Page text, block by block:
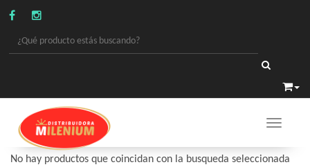
Toggle
LIBRERÍA
BOLIGRAFOS ESPECIALES
No hay productos que coincidan con la busqueda seleccionada